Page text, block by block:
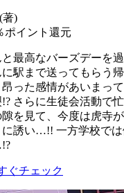
著)
ポイント還元
最高なバーズデーを過
駅まで送ってもらう
った感情があいまっ
さらに生徒会活動で
を見て、今度は虎寺
に誘い…!! 一方学校で
ぐチェック